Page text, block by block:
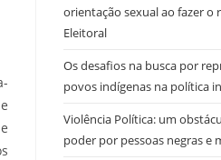
orientação sexual ao fazer o
Eleitoral
Os desafios na busca por
povos indígenas na política
Violência Política: um
poder por pessoas negras e